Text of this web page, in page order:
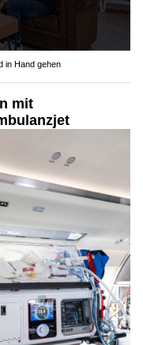
in Hand gehen
mit